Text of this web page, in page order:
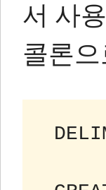
서 사
콜론